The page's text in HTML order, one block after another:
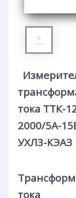
тока ТТК-
2000/5А-
УХЛ3-КЭАЗ
тока